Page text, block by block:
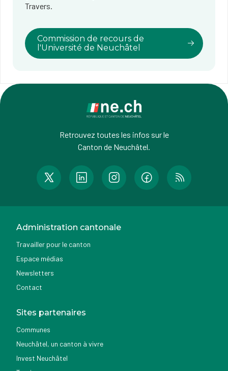
Travers.
Commission de recours de
l'Université de Neuchâtel
Retrouvez toutes les infos sur le
Canton de Neuchâtel.
Administration cantonale
Travailler pour le canton
Espace médias
Newsletters
Contact
Sites partenaires
Communes
Neuchâtel, un canton à vivre
Invest Neuchâtel